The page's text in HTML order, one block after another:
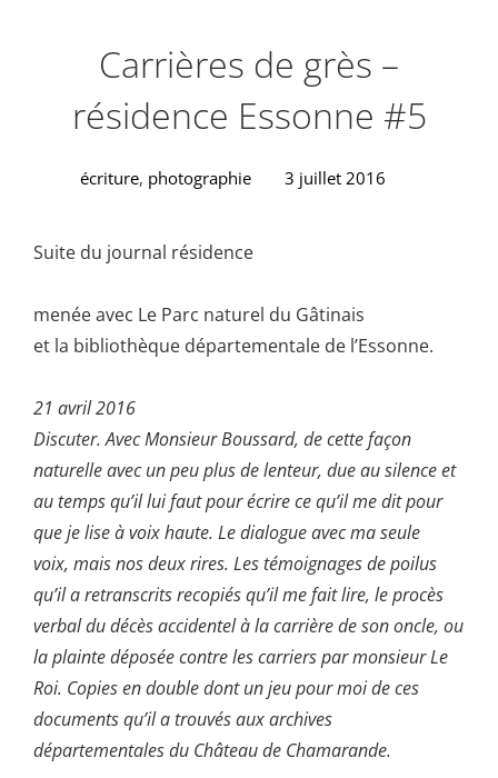
Carrières de grès –
résidence Essonne #5
écriture, photographie 3 juillet 2016
Suite du journal résidence
menée avec Le Parc naturel du Gâtinais
et la bibliothèque départementale de l’Essonne.
21 avril 2016
Discuter. Avec Monsieur Boussard, de cette façon
naturelle avec un peu plus de lenteur, due au silence et
au temps qu’il lui faut pour écrire ce qu’il me dit pour
que je lise à voix haute. Le dialogue avec ma seule
voix, mais nos deux rires. Les témoignages de poilus
qu’il a retranscrits recopiés qu’il me fait lire, le procès
verbal du décès accidentel à la carrière de son oncle, ou
la plainte déposée contre les carriers par monsieur Le
Roi. Copies en double dont un jeu pour moi de ces
documents qu’il a trouvés aux archives
départementales du Château de Chamarande.